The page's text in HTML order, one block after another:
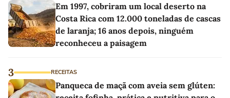
Em 1997, cobriram um local deserto na
Costa Rica com 12.000 toneladas de cascas
de laranja; 16 anos depois, ninguém
reconheceu a paisagem
3 RECEITAS
Panqueca de maçã com aveia sem glúten: